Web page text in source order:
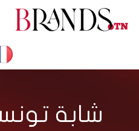
شابة